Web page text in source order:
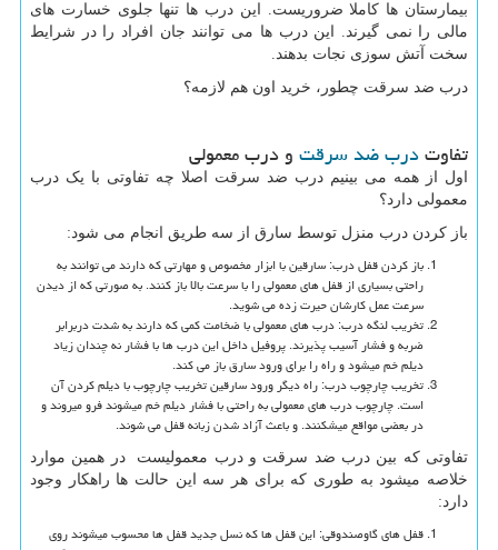
بیمارستان ها کاملا ضروریست. این درب ها تنها جلوی خسارت های
مالی را نمی گیرند. این درب ها می توانند جان افراد را در شرایط
سخت آتش سوزی نجات بدهند.
درب ضد سرقت چطور، خرید اون هم لازمه؟
تفاوتدرب ضد سرقتو درب معمولی
اول از همه می بینیم درب ضد سرقت اصلا چه تفاوتی با یک درب
معمولی دارد؟
باز کردن درب منزل توسط سارق از سه طریق انجام می شود:
باز کردن قفل درب: سارقین با ابزار مخصوص و مهارتی که دارند می توانند به
راحتی بسیاری از قفل های معمولی را با سرعت بالا باز کنند. به صورتی که از دیدن
سرعت عمل کارشان حیرت زده می شوید.
تخریب لنگه درب: درب های معمولی با ضخامت کمی که دارند به شدت دربرابر
ضربه و فشار آسیب پذیرند. پروفیل داخل این درب ها با فشار نه چندان زیاد
دیلم خم میشود و راه را برای ورود سارق باز می کند.
تخریب چارچوب درب: راه دیگر ورود سارقین تخریب چارچوب با دیلم کردن آن
است. چارچوب درب های معمولی به راحتی با فشار دیلم خم میشوند فرو میروند و
در بعضی مواقع میشکنند. و باعث آزاد شدن زبانه قفل می شوند.
تفاوتی که بین درب ضد سرقت و درب معمولیست در همین موارد
خلاصه میشود به طوری که برای هر سه این حالت ها راهکار وجود
دارد:
قفل های گاوصندوقی: این قفل ها که نسل جدید قفل ها محسوب میشوند روی